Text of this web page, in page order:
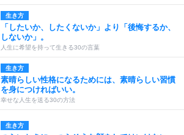
生き方
「したいか、したくないか」より「後悔するか、
しないか」。
人生に希望を持って生きる30の言葉
生き方
素晴らしい性格になるためには、素晴らしい習慣
を身につければいい。
幸せな人生を送る30の方法
生き方